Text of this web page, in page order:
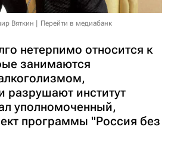
Вяткин Перейти в медиабанк
нетерпимо относится к
занимаются
разрушают институт
уполномоченный,
программы "Россия без